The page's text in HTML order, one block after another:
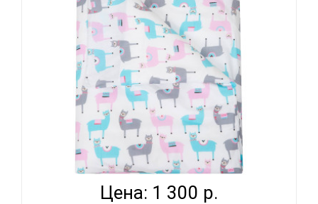
веселый рисунок, высокая устойчивость к частым
стиркам – очень важные параметр..
ВОМБАТИК CLASSIC COLLECTION ЛАМЫ -
ПОДОДЕЯЛЬНИК...
Цена: 1 300 р.